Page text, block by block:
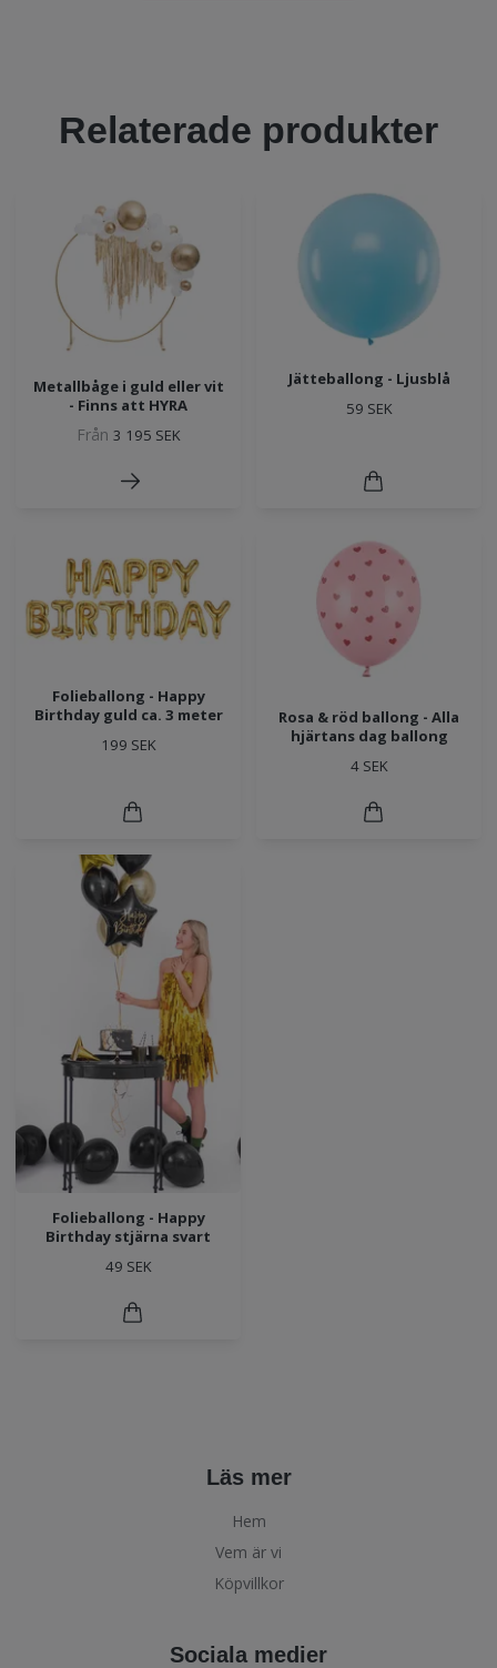
Relaterade produkter
Metallbåge i guld eller vit
- Finns att HYRA
Från 3 195 SEK
Jätteballong - Ljusblå
59 SEK
Folieballong - Happy
Birthday guld ca. 3 meter
199 SEK
Rosa & röd ballong - Alla
hjärtans dag ballong
4 SEK
Folieballong - Happy
Birthday stjärna svart
49 SEK
Läs mer
Hem
Vem är vi
Köpvillkor
Sociala medier